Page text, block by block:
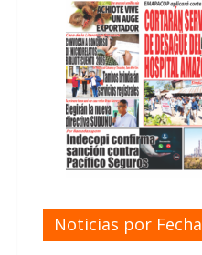
Noticias por Fecha